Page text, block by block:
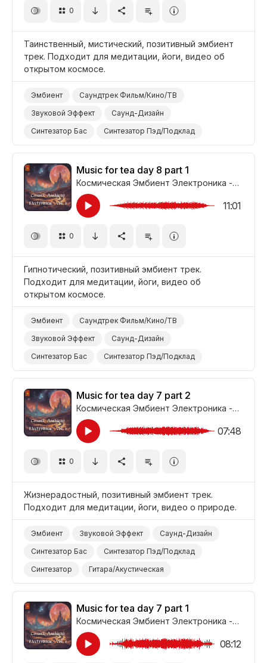
0
Таинственный, мистический, позитивный эмбиент
трек. Подходит для медитации, йоги, видео об
открытом космосе.
Эмбиент
Саундтрек Фильм/Кино/ТВ
Звуковой Эффект
Саунд-Дизайн
Синтезатор Бас
Синтезатор Пэд/Подклад
Синтезатор
Медитативный
Позитивный
Таинственный
Открытый Космос
Йога
Медитация
Music for tea day 8 part 1
Космическая Эмбиент Электроника - Часть 1
11:01
0
Гипнотический, позитивный эмбиент трек.
Подходит для медитации, йоги, видео об
открытом космосе.
Эмбиент
Саундтрек Фильм/Кино/ТВ
Звуковой Эффект
Саунд-Дизайн
Синтезатор Бас
Синтезатор Пэд/Подклад
Синтезатор
Медитативный
Позитивный
Гипнотичный
Открытый Космос
Йога
Медитация
Music for tea day 7 part 2
Космическая Эмбиент Электроника - Часть 1
07:48
0
Жизнерадостный, позитивный эмбиент трек.
Подходит для медитации, йоги, видео о природе.
Эмбиент Звуковой Эффект
Саунд-Дизайн
Синтезатор Бас
Синтезатор Пэд/Подклад
Синтезатор
Гитара/Акустическая
Жизнерадостный/Яркий
Позитивный
Медитативный
Йога Медитация
Music for tea day 7 part 1
Космическая Эмбиент Электроника - Часть 1
08:12